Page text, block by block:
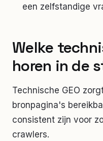
een zelfstandige
Welke
horen in de
Technische GEO
bronpagina's
consistent zijn voor
crawlers.